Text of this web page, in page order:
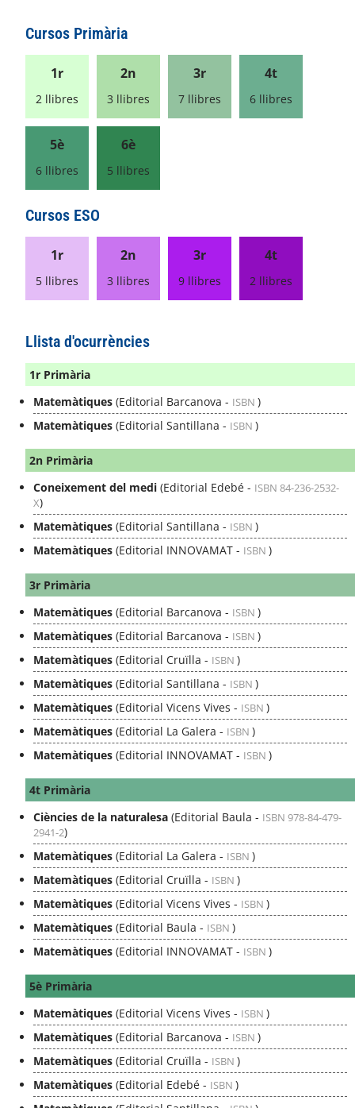
Cursos Primària
1r
2 llibres
2n
3 llibres
3r
7 llibres
4t
6 llibres
5è
6 llibres
6è
5 llibres
Cursos ESO
1r
5 llibres
2n
3 llibres
3r
9 llibres
4t
2 llibres
Llista d'ocurrències
1r Primària
Matemàtiques (Editorial Barcanova - ISBN )
Matemàtiques (Editorial Santillana - ISBN )
2n Primària
Coneixement del medi (Editorial Edebé - ISBN 84-236-2532-
X)
Matemàtiques (Editorial Santillana - ISBN )
Matemàtiques (Editorial INNOVAMAT - ISBN )
3r Primària
Matemàtiques (Editorial Barcanova - ISBN )
Matemàtiques (Editorial Barcanova - ISBN )
Matemàtiques (Editorial Cruïlla - ISBN )
Matemàtiques (Editorial Santillana - ISBN )
Matemàtiques (Editorial Vicens Vives - ISBN )
Matemàtiques (Editorial La Galera - ISBN )
Matemàtiques (Editorial INNOVAMAT - ISBN )
4t Primària
Ciències de la naturalesa (Editorial Baula - ISBN 978-84-479-
2941-2)
Matemàtiques (Editorial La Galera - ISBN )
Matemàtiques (Editorial Cruïlla - ISBN )
Matemàtiques (Editorial Vicens Vives - ISBN )
Matemàtiques (Editorial Baula - ISBN )
Matemàtiques (Editorial INNOVAMAT - ISBN )
5è Primària
Matemàtiques (Editorial Vicens Vives - ISBN )
Matemàtiques (Editorial Barcanova - ISBN )
Matemàtiques (Editorial Cruïlla - ISBN )
Matemàtiques (Editorial Edebé - ISBN )